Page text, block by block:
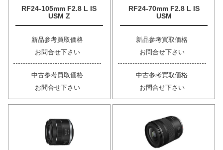
RF24-105mm F2.8 L IS
USM Z
新品参考買取価格
お問合せ下さい
中古参考買取価格
お問合せ下さい
RF24-70mm F2.8 L IS
USM
新品参考買取価格
お問合せ下さい
中古参考買取価格
お問合せ下さい